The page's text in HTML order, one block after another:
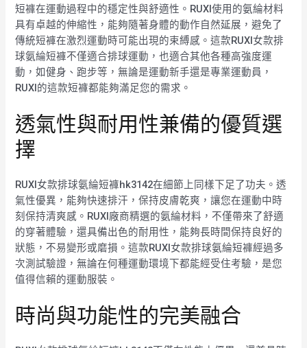
短褲在運動過程中的穩定性與舒適性。RUXI使用的氨綸材料
具有卓越的伸縮性，能夠隨著身體的動作自然延展，避免了
傳統短褲在激烈運動時可能出現的束縛感。這款RUXI女款排
球氨綸短褲不僅適合排球運動，也適合其他各種高強度運
動，如健身、跑步等，無論是運動新手還是專業運動員，
RUXI的這款短褲都能夠滿足您的需求。
透氣性與耐用性兼備的優質選
擇
RUXI女款排球氨綸短褲hk3142在細節上同樣下足了功夫。透
氣性優異，能夠快速排汗，保持皮膚乾爽，讓您在運動中時
刻保持清爽感。RUXI廠商精選的氨綸材料，不僅帶來了舒適
的穿著體驗，還具備出色的耐用性，能夠長時間保持良好的
狀態，不易變形或磨損。這款RUXI女款排球氨綸短褲經過多
次測試驗證，無論在何種運動環境下都能經受住考驗，是您
值得信賴的運動服裝。
時尚與功能性的完美融合